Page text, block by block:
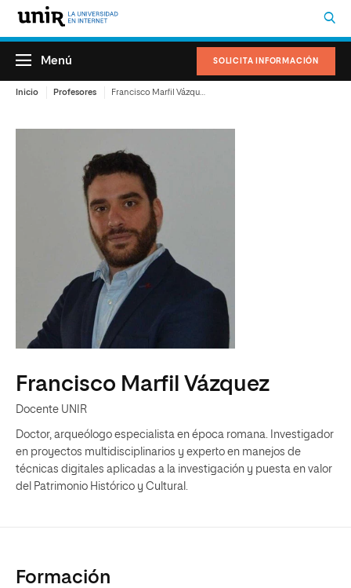
SOLICITA INFORMACIÓN
Menú
Inicio Profesores
Francisco Marfil Vázquez
Docente UNIR
Doctor, arqueólogo especialista en época romana. Investigador
en proyectos multidisciplinarios y experto en manejos de
técnicas digitales aplicadas a la investigación y puesta en valor
del Patrimonio Histórico y Cultural.
Formación